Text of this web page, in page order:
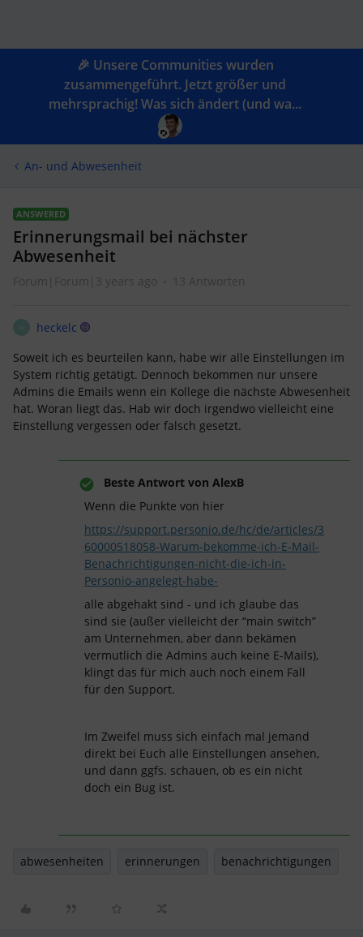
🎉 Unsere Communities wurden
zusammengeführt. Jetzt größer und
mehrsprachig! Was sich ändert (und wa...
An- und Abwesenheit
ANSWERED
Erinnerungsmail bei nächster
Abwesenheit
Forum|Forum|3 years ago 13 Antworten
heckelc
Soweit ich es beurteilen kann, habe wir alle Einstellungen im
System richtig getätigt. Dennoch bekommen nur unsere
Admins die Emails wenn ein Kollege die nächste Abwesenheit
hat. Woran liegt das. Hab wir doch irgendwo vielleicht eine
Einstellung vergessen oder falsch gesetzt.
Beste Antwort von AlexB
Wenn die Punkte von hier
https://support.personio.de/hc/de/articles/3
60000518058-Warum-bekomme-ich-E-Mail-
Benachrichtigungen-nicht-die-ich-in-
Personio-angelegt-habe-
alle abgehakt sind - und ich glaube das
sind sie (außer vielleicht der “main switch”
am Unternehmen, aber dann bekämen
vermutlich die Admins auch keine E-Mails),
klingt das für mich auch noch einem Fall
für den Support.
Im Zweifel muss sich einfach mal jemand
direkt bei Euch alle Einstellungen ansehen,
und dann ggfs. schauen, ob es ein nicht
doch ein Bug ist.
abwesenheiten erinnerungen benachrichtigungen